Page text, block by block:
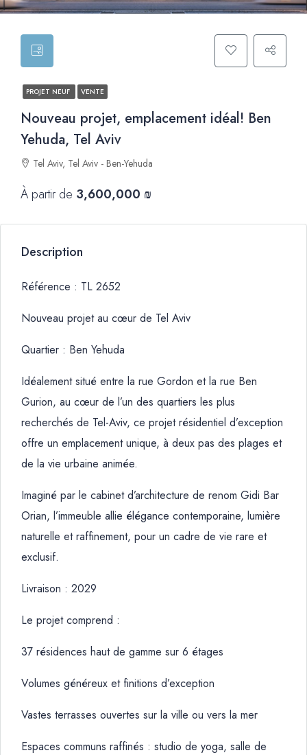
PROJET NEUF VENTE
Nouveau projet, emplacement idéal! Ben
Yehuda, Tel Aviv
Tel Aviv, Tel Aviv - Ben-Yehuda
À partir de 3,600,000 ₪
Description
Référence : TL 2652
Nouveau projet au cœur de Tel Aviv
Quartier : Ben Yehuda
Idéalement situé entre la rue Gordon et la rue Ben
Gurion, au cœur de l’un des quartiers les plus
recherchés de Tel-Aviv, ce projet résidentiel d’exception
offre un emplacement unique, à deux pas des plages et
de la vie urbaine animée.
Imaginé par le cabinet d’architecture de renom Gidi Bar
Orian, l’immeuble allie élégance contemporaine, lumière
naturelle et raffinement, pour un cadre de vie rare et
exclusif.
Livraison : 2029
Le projet comprend :
37 résidences haut de gamme sur 6 étages
Volumes généreux et finitions d’exception
Vastes terrasses ouvertes sur la ville ou vers la mer
Espaces communs raffinés : studio de yoga, salle de